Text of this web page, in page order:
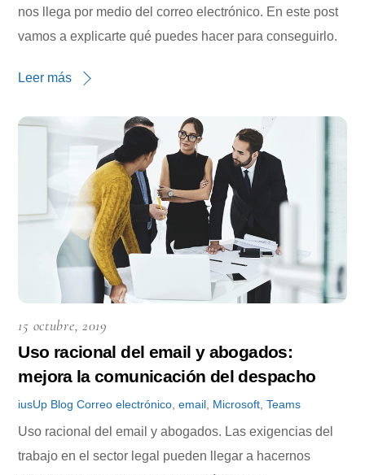
nos llega por medio del correo electrónico. En este post
vamos a explicarte qué puedes hacer para conseguirlo.
Leer más
15 octubre, 2019
Uso racional del email y abogados:
mejora la comunicación del despacho
iusUp Blog Correo electrónico ,email Microsoft ,Teams
Uso racional del email y abogados. Las exigencias del
trabajo en el sector legal pueden llegar a hacernos